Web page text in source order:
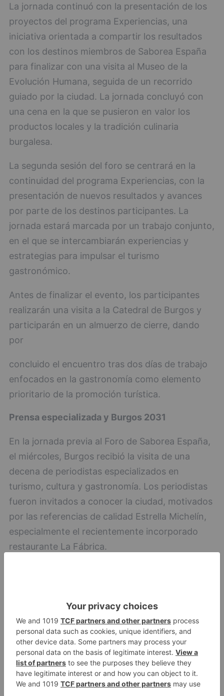
La jornada continuó con la presentación de los
proyectos del programa Experiencias, una
iniciativa orientada a compartir los resultados
con los destinos miembros de Saborea España
para finalizar con una visita al Museo de la
Evolución Humana, seguida de un recorrido
guiado por la ciudad. La jornada concluyó con
una cena en la que se pusieron en valor los
productos locales y la tradición culinaria
burgalesa.
La segunda sesión del foro se centrará en la
continuidad del programa Experiencias, con la
presentación de nuevos resultados y avances
por parte de los destinos participantes. La
jornada estará marcada por un trabajo conjunto,
en el que se intercambiarán experiencias y
estrategias para impulsar el turismo
gastronómico.
Antes de finalizar el evento, los participantes
realizarán una visita a la Catedral de Burgos y
participarán en un almuerzo de cierre, dando
por
concluido el encuentro tras dos días de trabajo
enfocados en la gastronomía como elemento
prioritario de la promoción turística.
Prensa especializada y Burgos 2031
En la jornada previa al Foro de Saborea España,
el miércoles, Burgos recibió la visita de una
decena de periodistas especializados en
turismo, cultura y gastronomía. Los periodistas
fueron invitados a conocer la ciudad, motivados
por las referencias de calidad Estrella Michelín,
especialmente el recientemente incorporado
restaurante La Fábrica.
aniversario de Burgos como Ciudad Creativa de
la Gastronomía UNESCO y la candidatura de
Burgos a Capital Cultural Europea en 2031.
Para la Sociedad de Promoción y Desarrollo de
la Ciudad de Burgos, ProBurgos, estas acciones
representan una oportunidad para aumentar